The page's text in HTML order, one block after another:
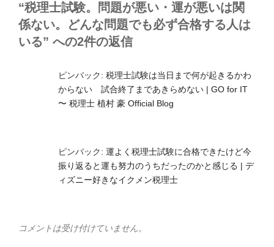
“税理士試験。問題が悪い・運が悪いは関
係ない。どんな問題でも必ず合格する人は
いる” への2件の返信
ピンバック: 税理士試験は当日まで何が起きるかわ
からない 試合終了まであきらめない | GO for IT
〜 税理士 植村 豪 Official Blog
ピンバック: 運よく税理士試験に合格できたけど今
振り返ると運も努力のうちだったのかと感じる | デ
ィズニー好きなイクメン税理士
コメントは受け付けていません。